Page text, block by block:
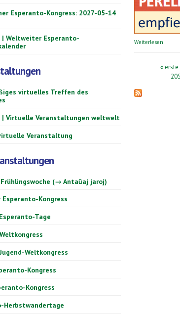
Esperanto-Kongress: 2027-05-14
Weltweiter Esperanto-
virtuelles Treffen des
| Virtuelle Veranstaltungen weltwelt
Veranstaltung
(→ Antaŭaj jaroj)
Esperanto-Kongress
Tage
Weltkongress
Kongress
Kongress
Herbstwandertage
Weiterlesen
Seiten« erste
205